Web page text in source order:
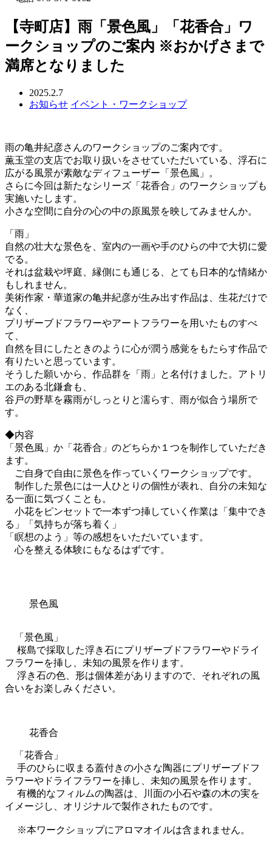
【寺町店】雨「景色風」「花香合」ワ
ークショップのご案内 ※おかげさまで
満席となりました
2025.2.7
お知らせ イベント・ワークショップ
雨の亀井紀彦さんのワークショップのご案内です。
薫玉堂の支店でお取り扱いをさせていただいている、浮石に
広がる風景が素敵なディフューザー「景色風」。
さらに今回は新たなシリーズ「花香合」のワークショップも
実施いたします。
小さな空間に自分の心の中の原風景を映してみませんか。
「雨」
自然の壮大な景色を、室内の一画や手のひらの中で大切に愛
でる。
それは盆栽や坪庭、縁側にも通じる、とても日本的な情緒か
もしれません。
美術作家・華道家の亀井紀彦が生み出す作品は、生花だけで
なく、
プリザーブドフラワーやアートフラワーを用いたものすべ
て、
自然を目にしたときのように心が潤う感覚をもたらす作品で
有りたいと思っています。
そうした願いから、作品群を「雨」と名付けました。アトリ
エのある北鎌倉も、
谷戸の野草を霧雨がしっとりと濡らす、雨が似合う場所で
す。
◆内容
「景色風」か「花香合」のどちらか１つを制作していただき
ます。
ご自身で自由に景色を作っていくワークショップです。
制作した景色には一人ひとりの個性が表れ、自分の未知な
る一面に気づくことも。
小花をピンセットで一本ずつ挿していく作業は「集中でき
る」「気持ちが落ち着く」
「瞑想のよう」等の感想をいただいています。
心を整える体験にもなるはずです。
景色風
「景色風」
桜島で採取した浮き石にプリザーブドフラワーやドライ
フラワーを挿し、未知の風景を作ります。
浮き石の色、形は個体差がありますので、それぞれの風
合いをお楽しみください。
花香合
「花香合」
手のひらに収まる蓋付きの小さな陶器にプリザーブドフ
ラワーやドライフラワーを挿し、未知の風景を作ります。
有機的なフィルムの陶器は、川面の小石や森の木の実を
イメージし、オリジナルで製作されたものです。
※本ワークショップにアロマオイルは含まれません。